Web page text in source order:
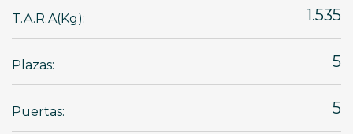
T.A.R.A(Kg): 1.535
Plazas: 5
Puertas: 5